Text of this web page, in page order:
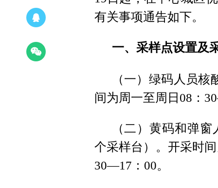
有关事项通告如下。
一、采样点设置及
（一）绿码人员
间为周一至周日08：
（二）黄码和弹
个采样台）。开采时
30—17：00。